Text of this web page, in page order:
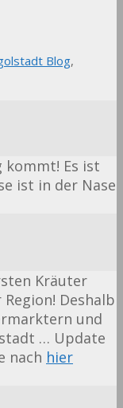
Blog,
kommt! Es ist
ist in der Nase
Kräuter
Deshalb
und
… Update
nach hier